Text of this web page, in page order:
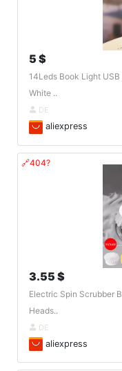
5 $
14Leds Book Light
White ..
DE
aliexpress
🔗404?
3.55 $
Electric Spin Scrubber
Heads..
DE
aliexpress